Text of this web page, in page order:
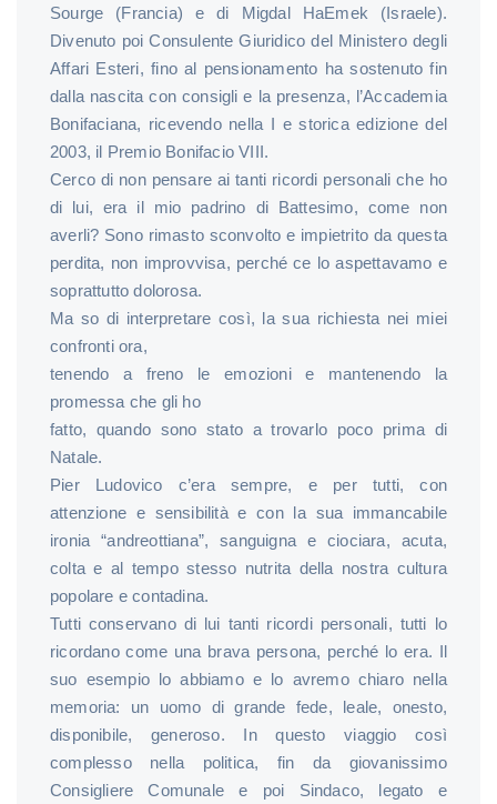
Sourge (Francia) e di Migdal HaEmek (Israele).
Divenuto poi Consulente Giuridico del Ministero degli
Affari Esteri, fino al pensionamento ha sostenuto fin
dalla nascita con consigli e la presenza, l’Accademia
Bonifaciana, ricevendo nella I e storica edizione del
2003, il Premio Bonifacio VIII.
Cerco di non pensare ai tanti ricordi personali che ho
di lui, era il mio padrino di Battesimo, come non
averli? Sono rimasto sconvolto e impietrito da questa
perdita, non improvvisa, perché ce lo aspettavamo e
soprattutto dolorosa.
Ma so di interpretare così, la sua richiesta nei miei
confronti ora,
tenendo a freno le emozioni e mantenendo la
promessa che gli ho
fatto, quando sono stato a trovarlo poco prima di
Natale.
Pier Ludovico c’era sempre, e per tutti, con
attenzione e sensibilità e con la sua immancabile
ironia “andreottiana”, sanguigna e ciociara, acuta,
colta e al tempo stesso nutrita della nostra cultura
popolare e contadina.
Tutti conservano di lui tanti ricordi personali, tutti lo
ricordano come una brava persona, perché lo era. Il
suo esempio lo abbiamo e lo avremo chiaro nella
memoria: un uomo di grande fede, leale, onesto,
disponibile, generoso. In questo viaggio così
complesso nella politica, fin da giovanissimo
Consigliere Comunale e poi Sindaco, legato e